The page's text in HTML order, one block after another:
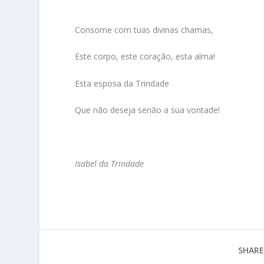
Consome com tuas divinas chamas,
Este corpo, este coração, esta alma!
Esta esposa da Trindade
Que não deseja senão a sua vontade!
Isabel da Trindade